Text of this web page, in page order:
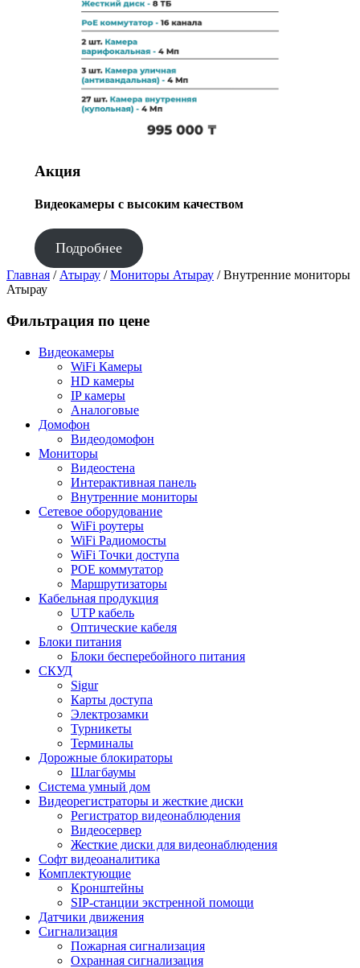
Акция
Видеокамеры с высоким качеством
Подробнее
Главная / Атырау /Мониторы Атырау / Внутренние мониторы
Атырау
Фильтрация по цене
Видеокамеры
WiFi Камеры
HD камеры
IP камеры
Аналоговые
Домофон
Видеодомофон
Мониторы
Видеостена
Интерактивная панель
Внутренние мониторы
Сетевое оборудование
WiFi роутеры
WiFi Радиомосты
WiFi Точки доступа
POE коммутатор
Маршрутизаторы
Кабельная продукция
UTP кабель
Оптические кабеля
Блоки питания
Блоки бесперебойного питания
СКУД
Sigur
Карты доступа
Электрозамки
Турникеты
Терминалы
Дорожные блокираторы
Шлагбаумы
Cистема умный дом
Видеорегистраторы и жесткие диски
Регистратор видеонаблюдения
Видеосервер
Жесткие диски для видеонаблюдения
Софт видеоаналитика
Комплектующие
Кронштейны
SIP-станции экстренной помощи
Датчики движения
Сигнализация
Пожарная сигнализация
Охранная сигнализация